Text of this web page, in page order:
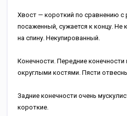
Хвост — короткий по сравнению с
посаженный, сужается к концу. Не
на спину. Некупированный.
Конечности. Передние
округлыми костями. Пясти
Задние конечности очень
короткие.